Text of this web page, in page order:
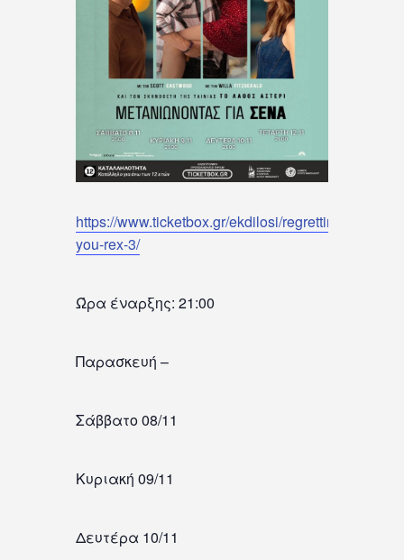
https://www.ticketbox.gr/ekdilosi/regretting-
you-rex-3/
Ώρα έναρξης: 21:00
Παρασκευή –
Σάββατο 08/11
Κυριακή 09/11
Δευτέρα 10/11